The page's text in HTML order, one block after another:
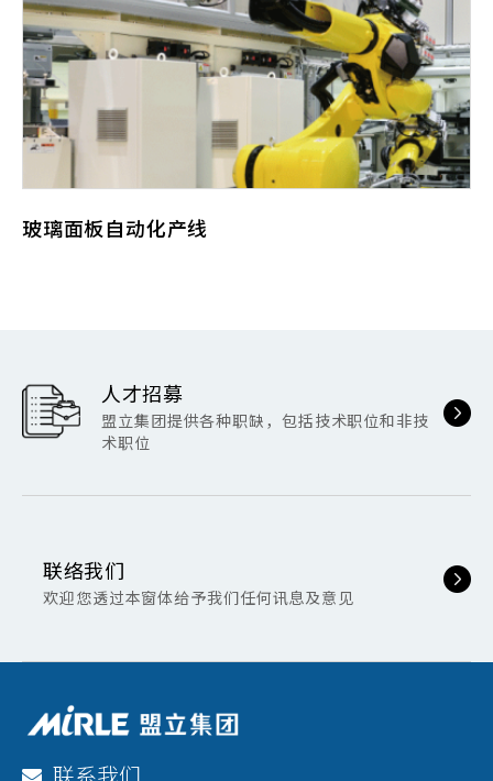
头、VR(虚拟现实) 及 AR(扩充实境)等市场急
速增加，特别是车用ADAS及自驾车系统渗透
率大幅提升，带动车载镜头及车用显示器蓬
勃发展，使得相关供应链对「非球面模造玻
璃」及「3D曲面玻璃盖板」产能扩增的需求
光学产业玻璃设备大部份为进口的专用设
经验，并运用自动化专业整合能力及研发技
术，透过高精度的硬件设计、高稳定度的软
件控制能力，开发出符合客户需求，精准、
设备的研究开发，为客户提供更完整的服务
项目。
玻璃面板自动化产线
光学产业玻璃设备大部份为进口的专用设
备，产线制程整合应用的弹性小，且价格昂
术，透过高精度的硬件设计、高稳定度的软
于客户的信任，盟立也持续精进在专用制程
设备的研究开发，为客户提供更完整的服务
人才招募
盟立集团提供各种职缺，包括技术职位和非技
术职位
联络我们
欢迎您透过本窗体给予我们任何讯息及意见